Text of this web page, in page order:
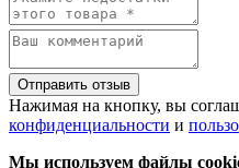
Отправить отзыв
Нажимая на кнопку, вы
конфиденциальности и
Мы используем файлы